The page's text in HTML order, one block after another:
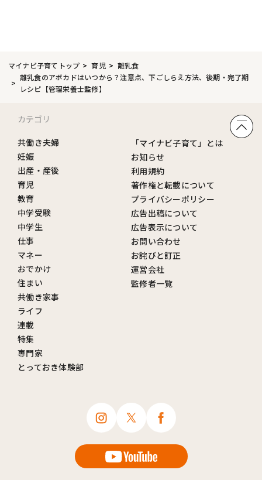
マイナビ子育てトップ 育児
離乳食
離乳食のアボカドはいつから？注意点、下ごしらえ方法、後期・完了期
レシピ【管理栄養士監修】
カテゴリ
共働き夫婦
妊娠
出産・産後
育児
教育
中学受験
中学生
仕事
マネー
おでかけ
住まい
共働き家事
ライフ
連載
特集
専門家
とっておき体験部
「マイナビ子育て」とは
お知らせ
利用規約
著作権と転載について
プライバシーポリシー
広告出稿について
広告表示について
お問い合わせ
お詫びと訂正
運営会社
監修者一覧